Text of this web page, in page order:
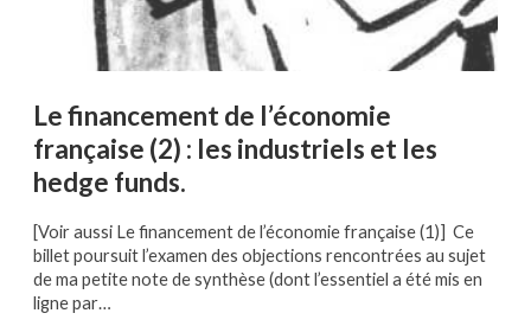
Le financement de l’économie
française (2) : les industriels et les
hedge funds.
[Voir aussi Le financement de l’économie française (1)] Ce
billet poursuit l’examen des objections rencontrées au sujet
de ma petite note de synthèse (dont l’essentiel a été mis en
ligne par…